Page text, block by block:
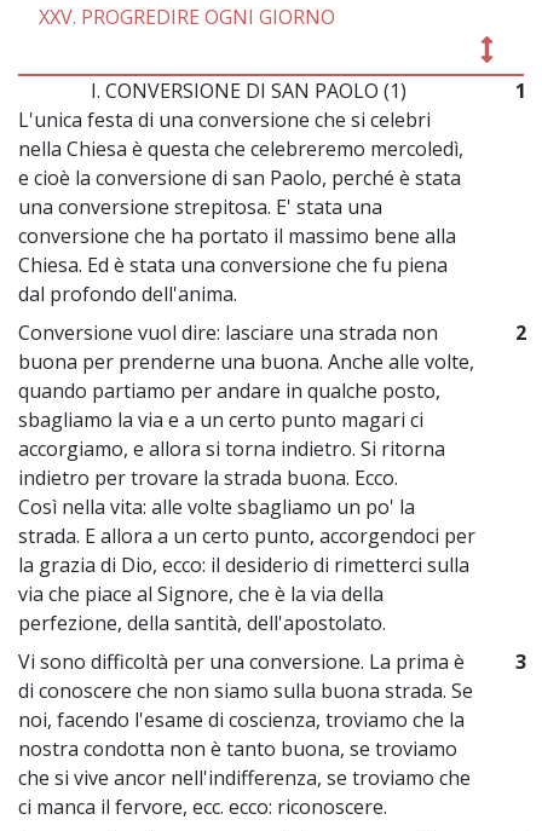
XXV. PROGREDIRE OGNI GIORNO
I. CONVERSIONE DI SAN PAOLO (1)
L'unica festa di una conversione che si celebri
nella Chiesa è questa che celebreremo mercoledì,
e cioè la conversione di san Paolo, perché è stata
una conversione strepitosa. E' stata una
conversione che ha portato il massimo bene alla
Chiesa. Ed è stata una conversione che fu piena
dal profondo dell'anima.
1
Conversione vuol dire: lasciare una strada non
buona per prenderne una buona. Anche alle volte,
quando partiamo per andare in qualche posto,
sbagliamo la via e a un certo punto magari ci
accorgiamo, e allora si torna indietro. Si ritorna
indietro per trovare la strada buona. Ecco.
Così nella vita: alle volte sbagliamo un po' la
strada. E allora a un certo punto, accorgendoci per
la grazia di Dio, ecco: il desiderio di rimetterci sulla
via che piace al Signore, che è la via della
perfezione, della santità, dell'apostolato.
2
Vi sono difficoltà per una conversione. La prima è
di conoscere che non siamo sulla buona strada. Se
noi, facendo l'esame di coscienza, troviamo che la
nostra condotta non è tanto buona, se troviamo
che si vive ancor nell'indifferenza, se troviamo che
ci manca il fervore, ecc. ecco: riconoscere.
3